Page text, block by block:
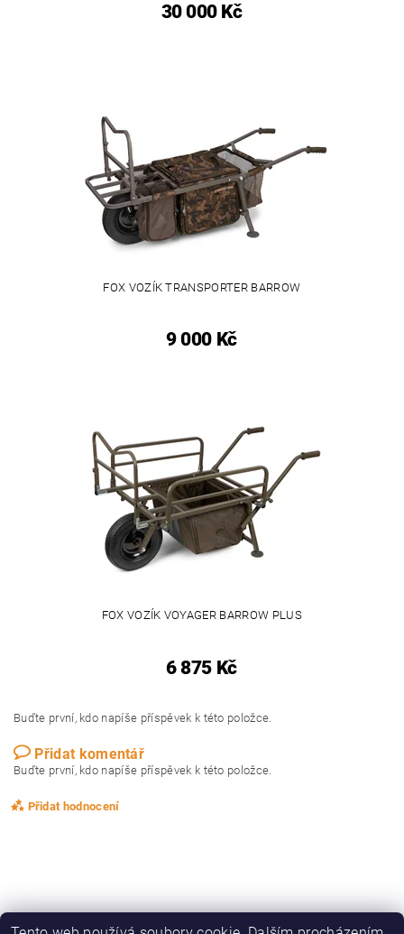
30 000 Kč
FOX VOZÍK TRANSPORTER BARROW
9 000 Kč
FOX VOZÍK VOYAGER BARROW PLUS
6 875 Kč
Buďte první, kdo napíše příspěvek k této položce.
Přidat komentář
Buďte první, kdo napíše příspěvek k této položce.
Přidat hodnocení